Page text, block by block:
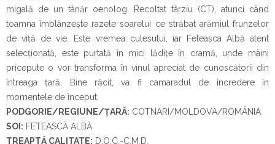
migală de un tânăr oenolog. Recoltat târziu (CT), atunci când
toamna îmblânzește razele soarelui ce străbat arămiul frunzelor
de viță de vie. Este vremea culesului, iar Feteasca Albă atent
selecționată, este purtată în mici lădițe în cramă, unde mâini
pricepute o vor transforma în vinul apreciat de cunoscătorii din
întreaga țară. Bine răcit, va fi camaradul de încredere în
momentele de început.
PODGORIE/REGIUNE/ȚARĂ: COTNARI/MOLDOVA/ROMÂNIA
SOI: FETEASCĂ ALBĂ
TREAPTĂ CALITATE: D.O.C.-C.M.D.